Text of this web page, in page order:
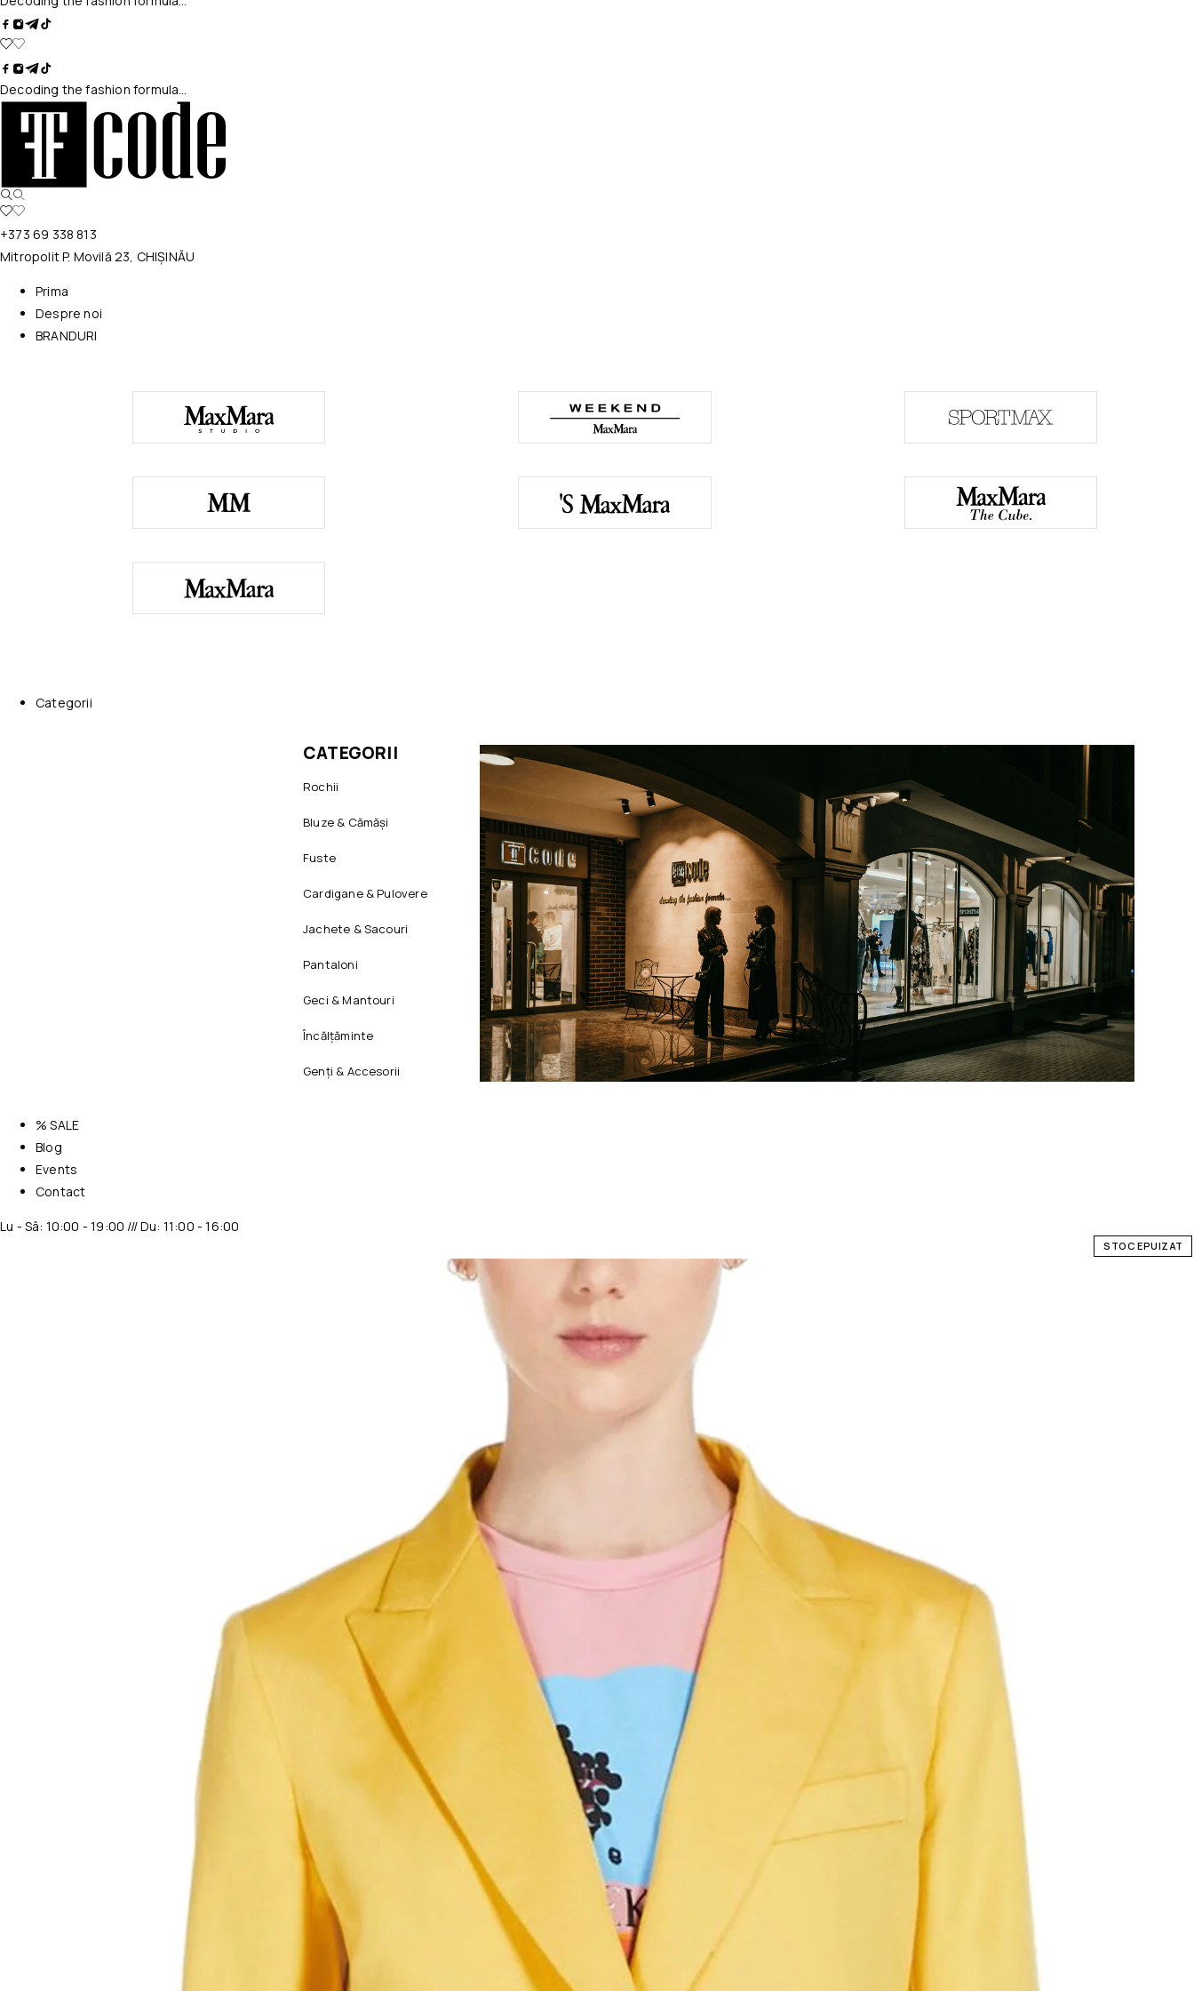
Decoding the fashion formula…
+373 69 338 813
Mitropolit P. Movilă 23, CHIȘINĂU
Prima
Despre noi
BRANDURI
Categorii
CATEGORII
Rochii
Bluze & Cămăși
Fuste
Cardigane & Pulovere
Jachete & Sacouri
Pantaloni
Geci & Mantouri
Încălțăminte
Genți & Accesorii
% SALE
Blog
Events
Contact
Lu - Sâ: 10:00 - 19:00 /// Du: 11:00 - 16:00
STOC EPUIZAT